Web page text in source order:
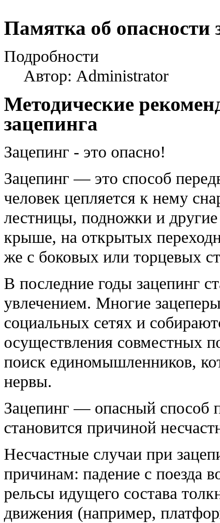
Памятка об опасности
Подробности
Автор: Administrator
Методические
зацепинга
Зацепинг - это опасно!
Зацепинг — это способ
человек цепляется к нему
лестницы, подножки и
крыше, на открытых
же с боковых или торцевых
В последние годы зацепинг
увлечением. Многие
социальных сетях и
осуществления совместных
поиск единомышленников,
нервы.
Зацепинг — опасный способ
становится причиной
Несчастные случаи при
причинам: падение с поезда
рельсы идущего состава
движения (например,